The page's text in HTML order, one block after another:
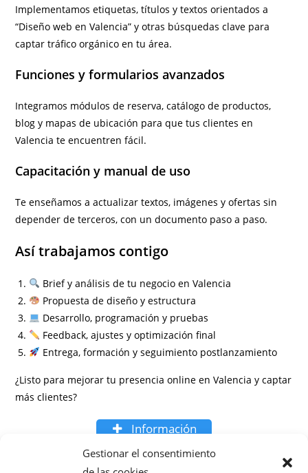
Gestionar el consentimiento
Implementamos etiquetas, títulos y textos orientados a
“Diseño web en Valencia” y otras búsquedas clave para
captar tráfico orgánico en tu área.
Funciones y formularios avanzados
Integramos módulos de reserva, catálogo de productos,
blog y mapas de ubicación para que tus clientes en
Valencia te encuentren fácil.
Capacitación y manual de uso
Te enseñamos a actualizar textos, imágenes y ofertas sin
depender de terceros, con un documento paso a paso.
Así trabajamos contigo
Brief y análisis de tu negocio en Valencia
Propuesta de diseño y estructura
Desarrollo, programación y pruebas
Feedback, ajustes y optimización final
Entrega, formación y seguimiento postlanzamiento
¿Listo para mejorar tu presencia online en Valencia y captar
más clientes?
Información
Preguntas frecuentes